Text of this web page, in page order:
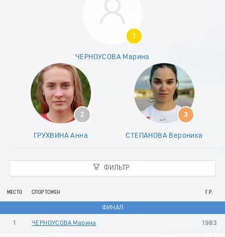
2
6
8
1
ЧЕРНОУСОВА Марина
2
ГРУХВИНА Анна
3
СТЕПАНОВА Вероника
ФИЛЬТР
МЕСТО СПОРТСМЕН Г.Р.
ФИНАЛ
1 ЧЕРНОУСОВА Марина 1983